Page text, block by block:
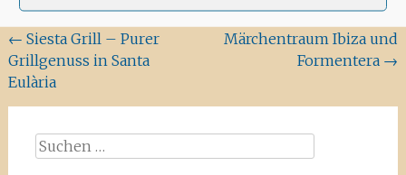
Beitragsnavigation
← Siesta Grill – Purer
Grillgenuss in Santa
Eulària
Märchentraum Ibiza und
Formentera →
Suchen
nach: